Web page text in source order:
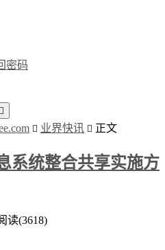
密码

 业界快讯  正文
系统整合共享实施方
读(3618)